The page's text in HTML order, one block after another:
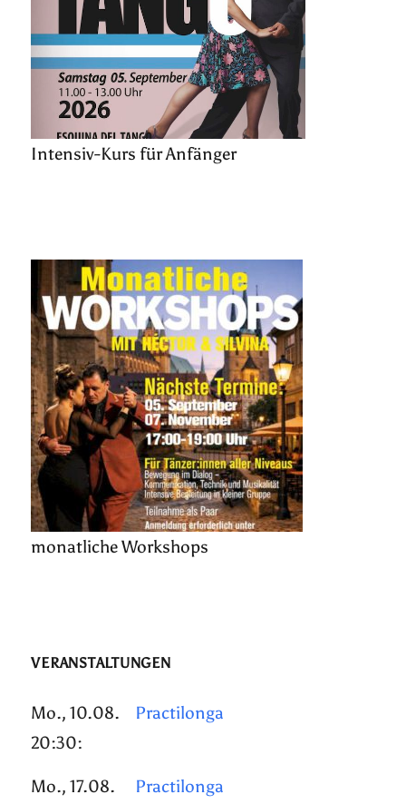
Intensiv-Kurs für Anfänger
monatliche Workshops
VERANSTALTUNGEN
Mo., 10.08.
20:30:
Practilonga
Mo., 17.08.
Practilonga